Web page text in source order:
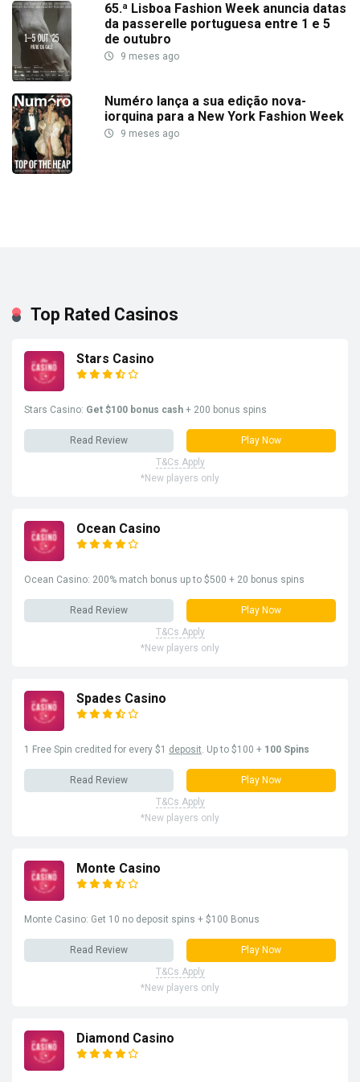
65.ª Lisboa Fashion Week anuncia datas
da passerelle portuguesa entre 1 e 5
de outubro
9 meses ago
Numéro lança a sua edição nova-
iorquina para a New York Fashion Week
9 meses ago
Top Rated Casinos
Stars Casino
Stars Casino: Get $100 bonus cash + 200 bonus spins
Read Review
Play Now
T&Cs Apply
*New players only
Ocean Casino
Ocean Casino: 200% match bonus up to $500 + 20 bonus spins
Read Review
Play Now
T&Cs Apply
*New players only
Spades Casino
1 Free Spin credited for every $1 deposit. Up to $100 + 100 Spins
Read Review
Play Now
T&Cs Apply
*New players only
Monte Casino
Monte Casino: Get 10 no deposit spins + $100 Bonus
Read Review
Play Now
T&Cs Apply
*New players only
Diamond Casino